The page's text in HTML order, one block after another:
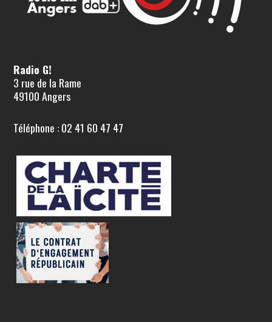
Radio G!
3 rue de la Rame
49100 Angers
Téléphone : 02 41 60 47 47